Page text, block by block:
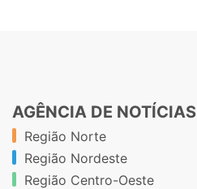
AGÊNCIA DE NOTÍCIAS
Região Norte
Região Nordeste
Região Centro-Oeste